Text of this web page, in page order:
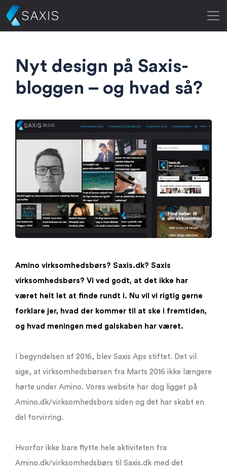
Nyt design på Saxis-
bloggen – og hvad så?
Amino virksomhedsbørs? Saxis.dk? Saxis
virksomhedsbørs? Vi ved godt, at det ikke har
været helt let at finde rundt i. Nu vil vi rigtig gerne
forklare jer, hvad der kommer til at ske i fremtiden,
og hvad meningen med galskaben har været.
I begyndelsen af 2016, blev Saxis Aps stiftet. Det vil
sige, at virksomhedsbørsen fra Marts 2016 ikke længere
hørte under Amino. Vores website har dog ligget på
Amino.dk/virksomhedsbors siden og det har skabt en
del forvirring.
Hvorfor ikke bare flytte hele aktiviteten fra
Amino.dk/virksomhedsbørs til Saxis.dk med det